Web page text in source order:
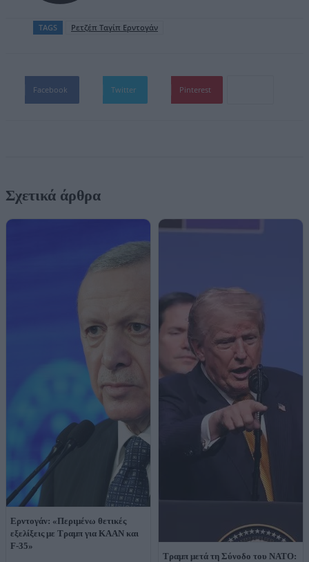
TAGS Ρετζέπ Ταγίπ Ερντογάν
Facebook Twitter Pinterest
Σχετικά άρθρα
Ερντογάν: «Περιμένω θετικές
εξελίξεις με Τραμπ για KAAN και
F-35»
Τραμπ μετά τη Σύνοδο του ΝΑΤΟ: